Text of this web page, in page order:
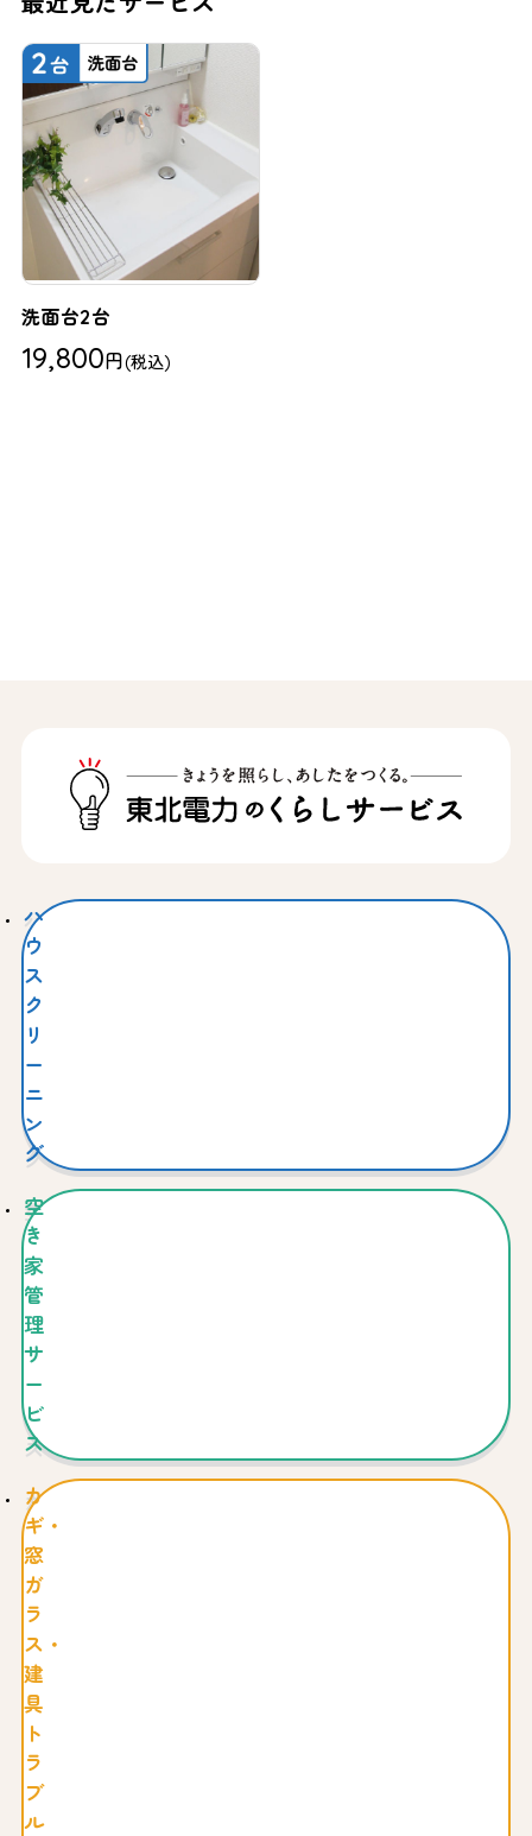
洗面台2台
19,800円(税込)
ハ
ウ
ス
ク
リ
ー
ニ
ン
グ
空
き
家
管
理
サ
ー
ビ
ス
カ
ギ・
窓
ガ
ラ
ス・
建
具
ト
ラ
ブ
ル